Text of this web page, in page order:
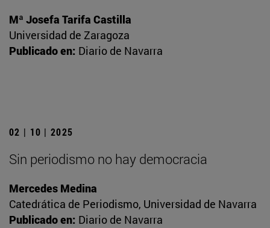
Mª Josefa Tarifa Castilla
Universidad de Zaragoza
Publicado en: Diario de Navarra
02 | 10 | 2025
Sin periodismo no hay democracia
Mercedes Medina
Catedrática de Periodismo, Universidad de Navarra
Publicado en: Diario de Navarra